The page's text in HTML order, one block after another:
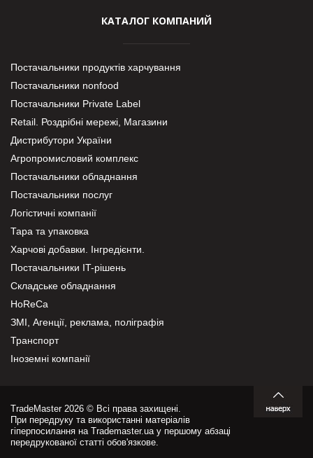
КАТАЛОГ КОМПАНИЙ
Постачальники продуктів харчування
Постачальники nonfood
Постачальники Private Label
Retail. Роздрібні мережі, Магазини
Дистрибутори України
Агропромисловий комплекс
Постачальники обладнання
Постачальники послуг
Логістичні компанії
Тара та упаковка
Харчові добавки. Інгредієнти.
Постачальники IT-рішень
Складське обладнання
HoReCa
ЗМІ, Агенції, реклама, поліграфія
Транспорт
Іноземні компанії
TradeMaster 2026 © Всі права захищені.
При передруку та використанні матеріалів
гіперпосилання на Trademaster.ua у першому абзаці
передрукованої статті обов'язкове.